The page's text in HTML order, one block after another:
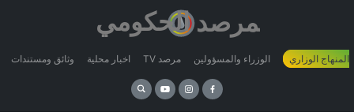
وثائق ومستندات اخبار محلية مرصد TV الوزراء والمسؤولين المنهاج الوزاري